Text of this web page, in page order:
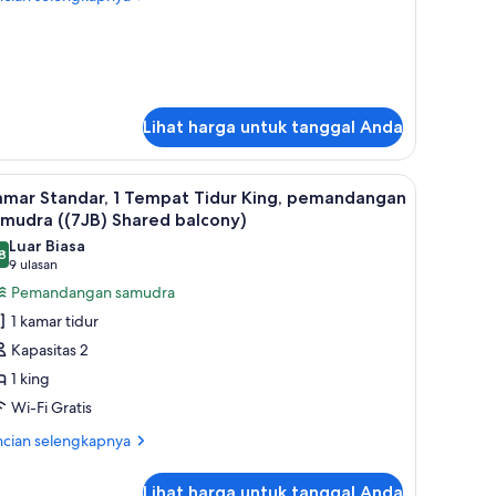
Lihat harga untuk tanggal Anda
seprai linen samudra (6JV) | Setrika/meja setrika, Wi-Fi gratis, dan seprai
Kamar Standar, 1 Tempat Tidur King,
3
Standar, 1 Tempat Tidur King, pemandangan
((7JB) Shared balcony)
dari 10
Luar Biasa
9 ulasan
(9
ulasan)
Pemandangan samudra
1 kamar tidur
Kapasitas 2
1 king
Wi-Fi Gratis
selengkapnya